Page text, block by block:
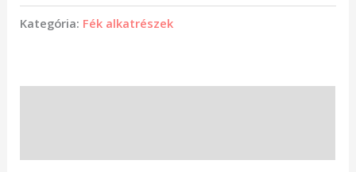
Kategória: Fék alkatrészek